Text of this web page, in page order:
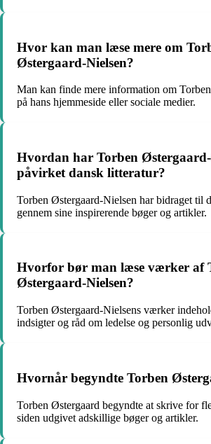
Hvor kan man læse mere om
Østergaard-Nielsen?
Man kan finde mere information om
på hans hjemmeside eller sociale medier.
Hvordan har Torben Østergaard-
påvirket dansk litteratur?
Torben Østergaard-Nielsen har bidraget til
gennem sine inspirerende bøger og artikler.
Hvorfor bør man læse værker af
Østergaard-Nielsen?
Torben Østergaard-Nielsens værker
indsigter og råd om ledelse og personlig
Hvornår begyndte Torben
Torben Østergaard begyndte at skrive for
siden udgivet adskillige bøger og artikler.